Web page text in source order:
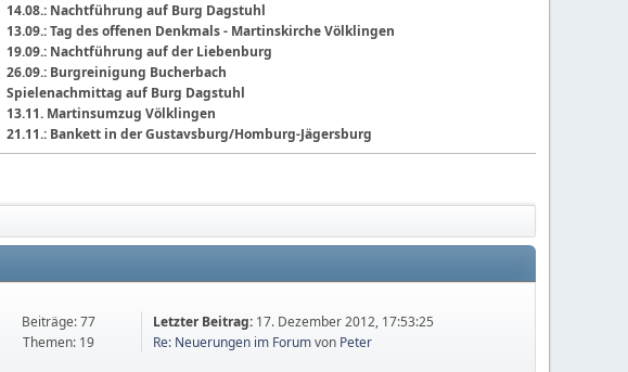
14.08.: Nachtführung auf Burg Dagstuhl
13.09.: Tag des offenen Denkmals - Martinskirche Völklingen
19.09.: Nachtführung auf der Liebenburg
26.09.: Burgreinigung Bucherbach
Spielenachmittag auf Burg Dagstuhl
13.11. Martinsumzug Völklingen
21.11.: Bankett in der Gustavsburg/Homburg-Jägersburg
Beiträge: 77
Themen: 19
Letzter Beitrag: 17. Dezember 2012, 17:53:25
Re: Neuerungen im Forumvon Peter